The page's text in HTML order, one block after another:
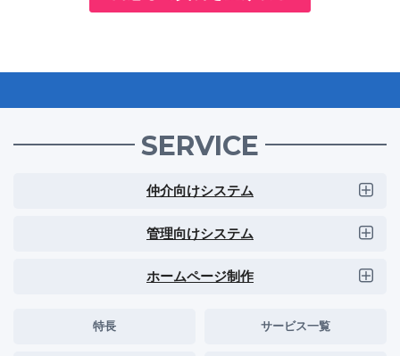
SERVICE
仲介向けシステム
管理向けシステム
ホームページ制作
特長 サービス一覧